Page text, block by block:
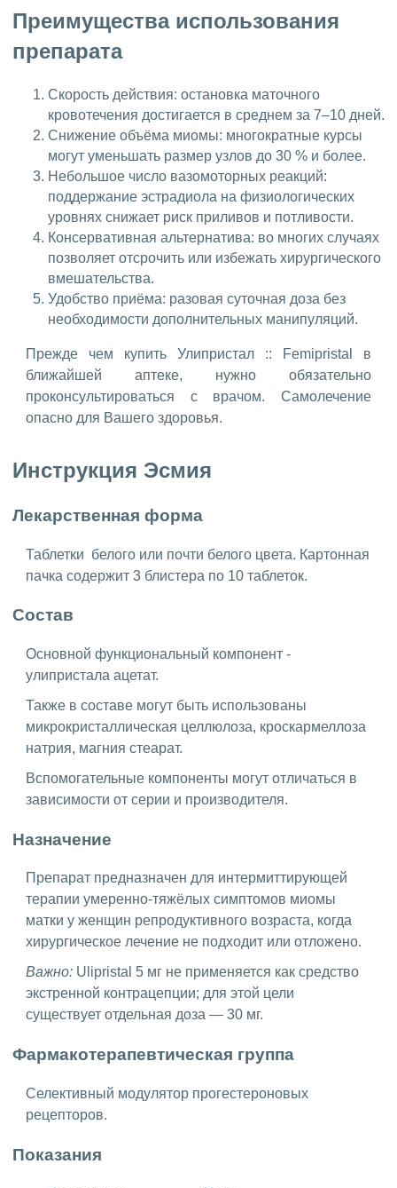
Преимущества использования
препарата
Скорость действия: остановка маточного
кровотечения достигается в среднем за 7–10 дней.
Снижение объёма миомы: многократные курсы
могут уменьшать размер узлов до 30 % и более.
Небольшое число вазомоторных реакций:
поддержание эстрадиола на физиологических
уровнях снижает риск приливов и потливости.
Консервативная альтернатива: во многих случаях
позволяет отсрочить или избежать хирургического
вмешательства.
Удобство приёма: разовая суточная доза без
необходимости дополнительных манипуляций.
Прежде чем купить Улипристал :: Femipristal в
ближайшей аптеке, нужно обязательно
проконсультироваться с врачом. Самолечение
опасно для Вашего здоровья.
Инструкция Эсмия
Лекарственная форма
Таблетки белого или почти белого цвета. Картонная
пачка содержит 3 блистера по 10 таблеток.
Состав
Основной функциональный компонент -
улипристала ацетат.
Также в составе могут быть использованы
микрокристаллическая целлюлоза, кроскармеллоза
натрия, магния стеарат.
Вспомогательные компоненты могут отличаться в
зависимости от серии и производителя.
Назначение
Препарат предназначен для интермиттирующей
терапии умеренно-тяжёлых симптомов миомы
матки у женщин репродуктивного возраста, когда
хирургическое лечение не подходит или отложено.
Важно: Ulipristal 5 мг не применяется как средство
экстренной контрацепции; для этой цели
существует отдельная доза — 30 мг.
Фармакотерапевтическая группа
Селективный модулятор прогестероновых
рецепторов.
Показания